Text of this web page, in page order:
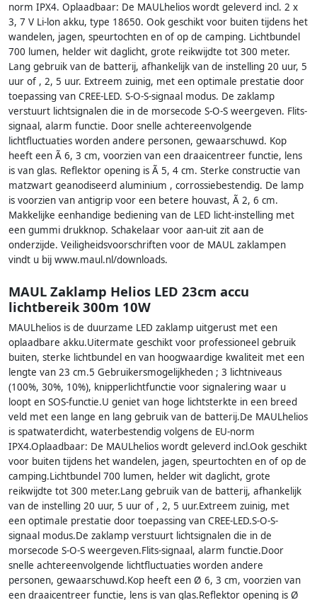
norm IPX4. Oplaadbaar: De MAULhelios wordt geleverd incl. 2 x
3, 7 V Li-lon akku, type 18650. Ook geschikt voor buiten tijdens het
wandelen, jagen, speurtochten en of op de camping. Lichtbundel
700 lumen, helder wit daglicht, grote reikwijdte tot 300 meter.
Lang gebruik van de batterij, afhankelijk van de instelling 20 uur, 5
uur of , 2, 5 uur. Extreem zuinig, met een optimale prestatie door
toepassing van CREE-LED. S-O-S-signaal modus. De zaklamp
verstuurt lichtsignalen die in de morsecode S-O-S weergeven. Flits-
signaal, alarm functie. Door snelle achtereenvolgende
lichtfluctuaties worden andere personen, gewaarschuwd. Kop
heeft een Ã 6, 3 cm, voorzien van een draaicentreer functie, lens
is van glas. Reflektor opening is Ã 5, 4 cm. Sterke constructie van
matzwart geanodiseerd aluminium , corrossiebestendig. De lamp
is voorzien van antigrip voor een betere houvast, Ã 2, 6 cm.
Makkelijke eenhandige bediening van de LED licht-instelling met
een gummi drukknop. Schakelaar voor aan-uit zit aan de
onderzijde. Veiligheidsvoorschriften voor de MAUL zaklampen
vindt u bij www.maul.nl/downloads.
MAUL Zaklamp Helios LED 23cm accu
lichtbereik 300m 10W
MAULhelios is de duurzame LED zaklamp uitgerust met een
oplaadbare akku.Uitermate geschikt voor professioneel gebruik
buiten, sterke lichtbundel en van hoogwaardige kwaliteit met een
lengte van 23 cm.5 Gebruikersmogelijkheden ; 3 lichtniveaus
(100%, 30%, 10%), knipperlichtfunctie voor signalering waar u
loopt en SOS-functie.U geniet van hoge lichtsterkte in een breed
veld met een lange en lang gebruik van de batterij.De MAULhelios
is spatwaterdicht, waterbestendig volgens de EU-norm
IPX4.Oplaadbaar: De MAULhelios wordt geleverd incl.Ook geschikt
voor buiten tijdens het wandelen, jagen, speurtochten en of op de
camping.Lichtbundel 700 lumen, helder wit daglicht, grote
reikwijdte tot 300 meter.Lang gebruik van de batterij, afhankelijk
van de instelling 20 uur, 5 uur of , 2, 5 uur.Extreem zuinig, met
een optimale prestatie door toepassing van CREE-LED.S-O-S-
signaal modus.De zaklamp verstuurt lichtsignalen die in de
morsecode S-O-S weergeven.Flits-signaal, alarm functie.Door
snelle achtereenvolgende lichtfluctuaties worden andere
personen, gewaarschuwd.Kop heeft een Ø 6, 3 cm, voorzien van
een draaicentreer functie, lens is van glas.Reflektor opening is Ø